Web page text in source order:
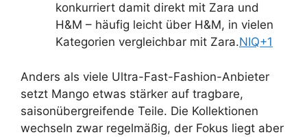
konkurriert damit direkt mit Zara und
H&M – häufig leicht über H&M, in vielen
Kategorien vergleichbar mit Zara.NIQ+1
Anders als viele Ultra-Fast-Fashion-Anbieter
setzt Mango etwas stärker auf tragbare,
saisonübergreifende Teile. Die Kollektionen
wechseln zwar regelmäßig, der Fokus liegt aber